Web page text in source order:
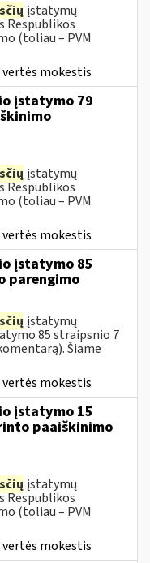
įstatymų
Respublikos
(toliau – PVM
mokestis
įstatymo 79
įstatymų
Respublikos
(toliau – PVM
mokestis
įstatymo 85
parengimo
įstatymų
85 straipsnio 7
Šiame
mokestis
įstatymo 15
paaiškinimo
įstatymų
Respublikos
(toliau – PVM
mokestis